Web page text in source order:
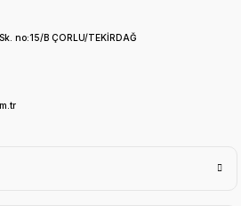
no:15/B ÇORLU/TEKİRDAĞ